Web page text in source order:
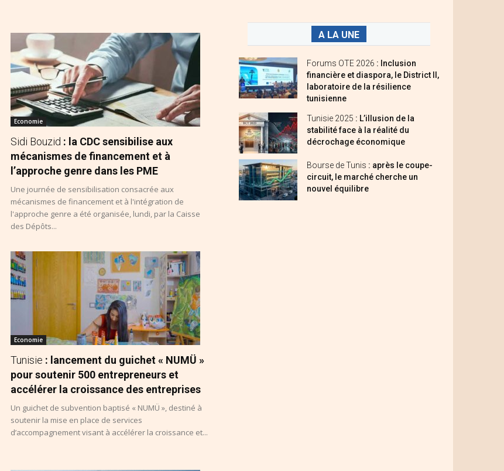
Economie
Sidi Bouzid : la CDC sensibilise aux
mécanismes de financement et à
l’approche genre dans les PME
Une journée de sensibilisation consacrée aux
mécanismes de financement et à l'intégration de
l'approche genre a été organisée, lundi, par la Caisse
des Dépôts...
Economie
Tunisie : lancement du guichet « NUMÜ »
pour soutenir 500 entrepreneurs et
accélérer la croissance des entreprises
Un guichet de subvention baptisé « NUMÜ », destiné à
soutenir la mise en place de services
d’accompagnement visant à accélérer la croissance et...
A LA UNE
Forums OTE 2026 : Inclusion
financière et diaspora, le District II,
laboratoire de la résilience
tunisienne
Tunisie 2025 : L’illusion de la
stabilité face à la réalité du
décrochage économique
Bourse de Tunis : après le coupe-
circuit, le marché cherche un
nouvel équilibre